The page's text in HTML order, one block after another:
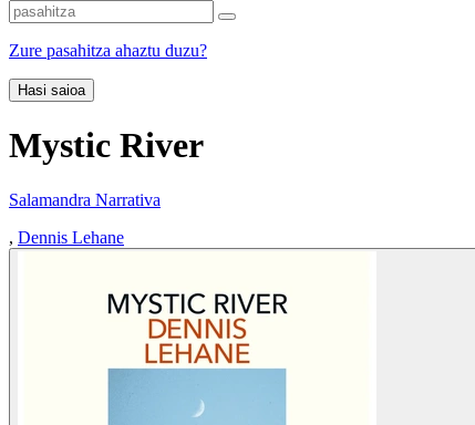
Zure pasahitza ahaztu duzu?
Hasi saioa
Mystic River
Salamandra Narrativa
, Dennis Lehane